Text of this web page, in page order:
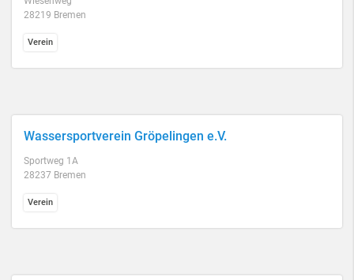
28219 Bremen
Verein
Wassersportverein Gröpelingen e.V.
Sportweg 1A
28237 Bremen
Verein